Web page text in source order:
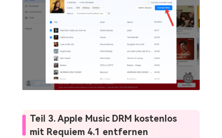
Teil 3. Apple Music DRM kostenlos
mit Requiem 4.1 entfernen